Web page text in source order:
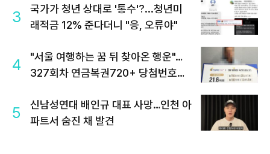
3
국가가 청년 상대로 '통수'?...청년미
래적금 12% 준다더니 "응, 오류야"
4
"서울 여행하는 꿈 뒤 찾아온 행운"…
327회차 연금복권720+ 당첨번호조
5
신남성연대 배인규 대표 사망…인천 아
파트서 숨진 채 발견